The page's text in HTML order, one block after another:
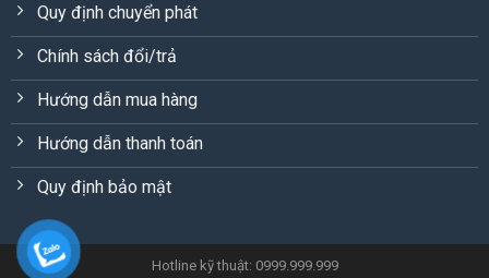
Quy định chuyển phát
Chính sách đổi/trả
Hướng dẫn mua hàng
Hướng dẫn thanh toán
Quy định bảo mật
Hotline kỹ thuật: 0999.999.999